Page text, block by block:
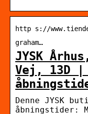
http s://
graham…
JYSK
Vej, 13D |
Denne JYSK
åbningstider: